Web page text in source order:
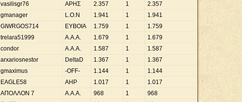
vasilisgr76 ΑΡΗΣ 2.357 1 2.357
gmanager L.O.N 1.941 1 1.941
GIWRGOS714 ΕΥΒΟΙΑ 1.759 1 1.759
trelara51999 A.A.A. 1.679 1 1.679
condor A.A.A. 1.587 1 1.587
arxariosnestor DeltaD 1.367 1 1.367
gmaximus -OFF- 1.144 1 1.144
EAGLE58 ΑΗΡ 1.017 1 1.017
ΑΠΟΛΛΟΝ 7 A.A.A. 968 1
968